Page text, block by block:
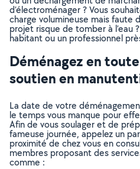
d’électroménager ? Vous
charge volumineuse mais faute
projet risque de tomber à l’eau
habitant ou un professionnel
Déménagez en
soutien en
La date de votre
le temps vous manque pour
Afin de vous soulager et de
fameuse journée, appelez un
proximité de chez vous en
membres proposant des
comme :